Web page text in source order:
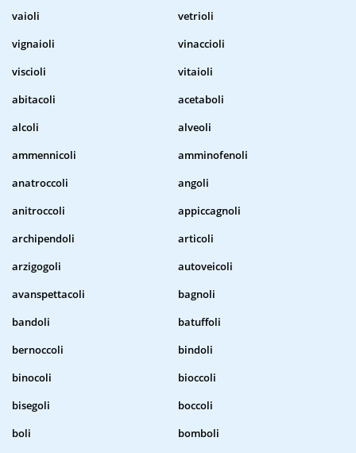
vaioli
vetrioli
vignaioli
vinaccioli
viscioli
vitaioli
abitacoli
acetaboli
alcoli
alveoli
ammennicoli
amminofenoli
anatroccoli
angoli
anitroccoli
appiccagnoli
archipendoli
articoli
arzigogoli
autoveicoli
avanspettacoli
bagnoli
bandoli
batuffoli
bernoccoli
bindoli
binocoli
bioccoli
bisegoli
boccoli
boli
bomboli